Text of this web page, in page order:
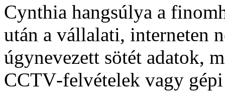
Cynthia hangsúlya a
után a vállalati, interneten
úgynevezett sötét adatok,
CCTV‑felvételek vagy